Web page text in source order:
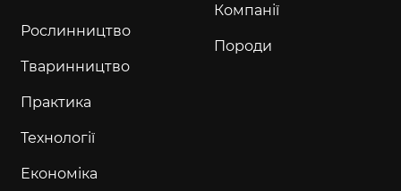
Рослинництво
Тваринництво
Практика
Технології
Економіка
Компанії
Породи